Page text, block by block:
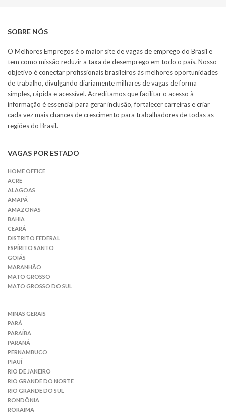
SOBRE NÓS
O Melhores Empregos é o maior site de vagas de emprego do Brasil e
tem como missão reduzir a taxa de desemprego em todo o país. Nosso
objetivo é conectar profissionais brasileiros às melhores oportunidades
de trabalho, divulgando diariamente milhares de vagas de forma
simples, rápida e acessível. Acreditamos que facilitar o acesso à
informação é essencial para gerar inclusão, fortalecer carreiras e criar
cada vez mais chances de crescimento para trabalhadores de todas as
regiões do Brasil.
VAGAS POR ESTADO
HOME OFFICE
ACRE
ALAGOAS
AMAPÁ
AMAZONAS
BAHIA
CEARÁ
DISTRITO FEDERAL
ESPÍRITO SANTO
GOIÁS
MARANHÃO
MATO GROSSO
MATO GROSSO DO SUL
MINAS GERAIS
PARÁ
PARAÍBA
PARANÁ
PERNAMBUCO
PIAUÍ
RIO DE JANEIRO
RIO GRANDE DO NORTE
RIO GRANDE DO SUL
RONDÔNIA
RORAIMA